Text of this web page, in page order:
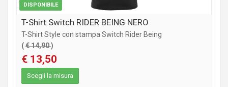
DISPONIBILE
T-Shirt Switch RIDER BEING NERO
T-Shirt Style con stampa Switch Rider Being
(€ 14,90)
€ 13,50
Scegli la misura